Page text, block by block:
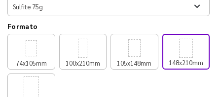
Formato
74x105mm 100x210mm 105x148mm 148x210mm